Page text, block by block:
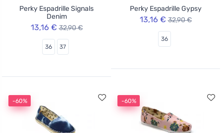
Perky Espadrille Signals
Denim
13,16 € 32,90 €
36 37
Perky Espadrille Gypsy
13,16 € 32,90 €
36
-60% -60%